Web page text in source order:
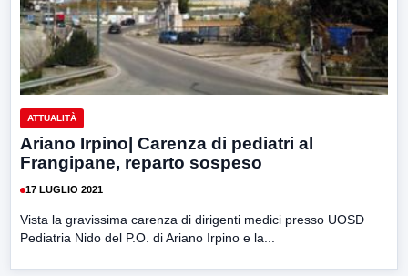
ATTUALITÀ
Ariano Irpino| Carenza di pediatri al
Frangipane, reparto sospeso
17 LUGLIO 2021
Vista la gravissima carenza di dirigenti medici presso UOSD
Pediatria Nido del P.O. di Ariano Irpino e la...